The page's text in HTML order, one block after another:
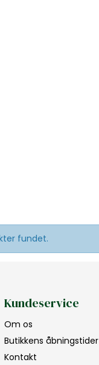
fundet.
Kundeservice
Om os
Butikkens åbningstider
Kontakt